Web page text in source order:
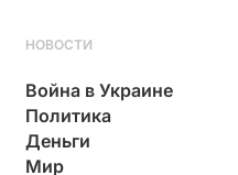
НОВОСТИ
Война в Украине
Политика
Деньги
Мир